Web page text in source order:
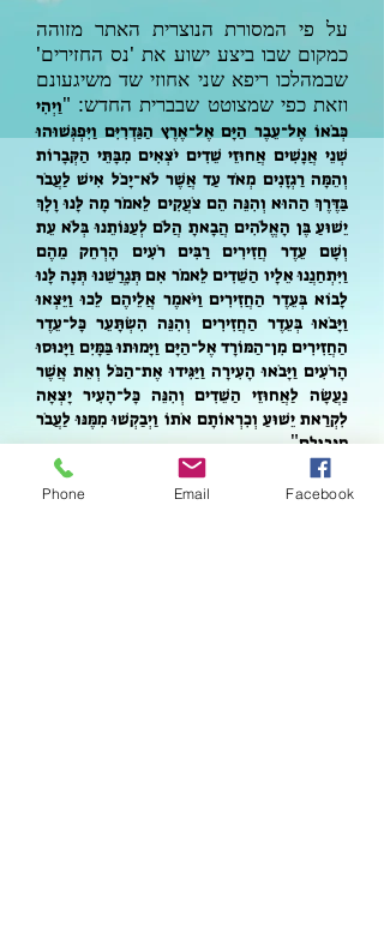
על פי המסורת הנוצרית האתר מזוהה
כמקום שבו ביצע ישוע את 'נס החזירים'
שבמהלכו ריפא שני אחוזי שד משיגעונם
וזאת כפי שמצוטט שבברית החדש: "וַיְהִי
כְּבֹאוֹ אֶל־עֵבֶר הַיָּם אֶל־אֶרֶץ הַגַּדְרִיִּם וַיִּפְגְּשׁוּהוּ
שְׁנֵי אֲנָשִׁים אֲחוּזֵי שֵׁדִים יֹצְאִים מִבָּתֵּי הַקְּבָרוֹת
וְהֵמָּה רַגְזָנִים מְאֹד עַד אֲשֶׁר לֹא־יָכֹל אִישׁ לַעֲבֹר
בַּדֶּרֶךְ הַהוּא׃ וְהִנֵּה הֵם צֹעֲקִים לֵאמֹר מָה לָּנוּ וָלָךְ
יֵשׁוּעַ בֶּן הָאֱלֹהִים הֲבָאתָ הֲלֹם לְעַנּוֹתֵנוּ בְּלֹא עֵת׃
וְשָׁם עֵדֶר חֲזִירִים רַבִּים רֹעִים הָרְחֵק מֵהֶם׃
וַיִּתְחַנֲנוּ אֵלָיו הַשֵׁדִים לֵאמֹר אִם תְּגָרֲשֵׁנוּ תְּנָה לָּנוּ
לָבוֹא בְּעֵדֶר הַחֲזִירִים׃ וַיֹּאמֶר אֲלֵיהֶם לֵכוּ וַיֵּצְאוּ
וַיָּבֹאוּ בְּעֵדֶר הַחֲזִירִים וְהִנֵּה הִשְׂתָּעֵר כָּל־עֵדֶר
הַחֲזִירִים מִן־הַמּוֹרָד אֶל־הַיָּם וַיָּמוּתוּ בַּמָּיִם׃ וַיָּנוּסוּ
הָרֹעִים וַיָּבֹאוּ הָעִירָה וַיַּגִּידוּ אֶת־הַכֹּל וְאֵת אֲשֶׁר
נַעֲשָׂה לַאֲחוּזֵי הַשֵׁדִים׃ וְהִנֵּה כָּל־הָעִיר יָצְאָה
לִקְרַאת יֵשׁוּעַ וְכִרְאוֹתָם אֹתוֹ וַיְבַקְשׁוּ מִמֶּנּוּ לַעֲבֹר
מִגְּבוּלָם".
המבנה שנחשף באתר הינו מנזר
מהתקופה הביזנטית
שהכיל
Phone Email Facebook